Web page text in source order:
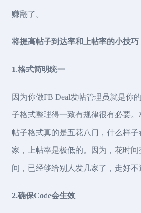
赚翻了。
将提高帖子到达率和上帖率的小技巧
1.格式简明统一
因为你做FB Deal发帖管理员就是你
子格式整理得一致有规律很有必要
帖子格式真的是五花八门，什么样
家，上帖率是极低的。因为，花时
间，已经够给别人发几家了，走好不
2.确保Code会生效